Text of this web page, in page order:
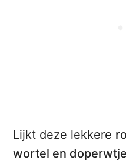
Lijkt deze lekkere
wortel en